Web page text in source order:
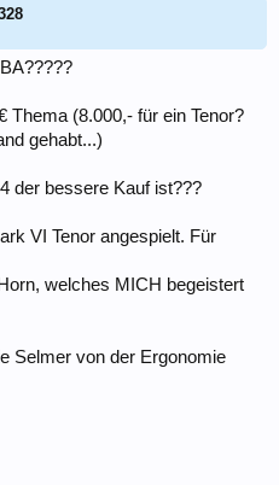
Thema (8.000,- für ein Tenor?
gehabt...)
der bessere Kauf ist???
VI Tenor angespielt. Für
welches MICH begeistert
Selmer von der Ergonomie